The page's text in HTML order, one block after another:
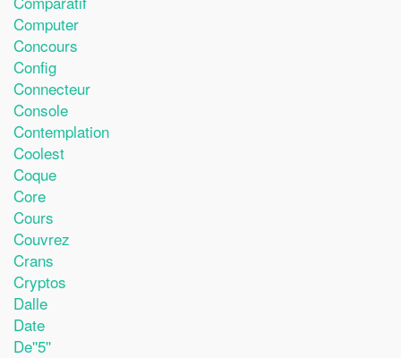
Computer
Concours
Config
Connecteur
Console
Contemplation
Coolest
Coque
Core
Cours
Couvrez
Crans
Cryptos
Dalle
Date
De''5''